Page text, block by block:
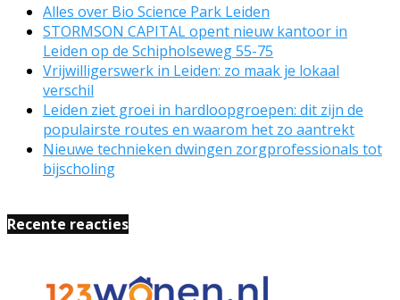
Alles over Bio Science Park Leiden
STORMSON CAPITAL opent nieuw kantoor in
Leiden op de Schipholseweg 55-75
Vrijwilligerswerk in Leiden: zo maak je lokaal
verschil
Leiden ziet groei in hardloopgroepen: dit zijn de
populairste routes en waarom het zo aantrekt
Nieuwe technieken dwingen zorgprofessionals tot
bijscholing
Recente reacties